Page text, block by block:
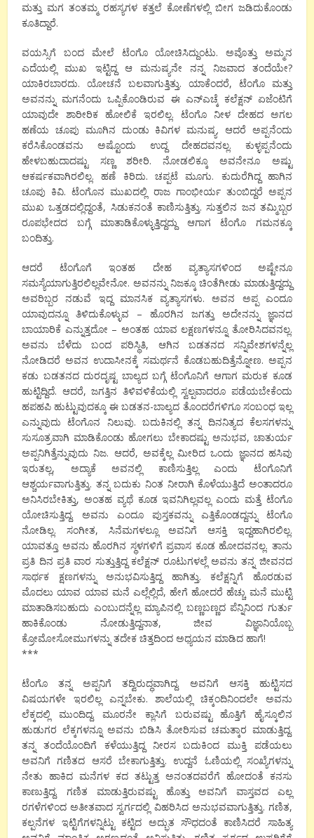
ಮತ್ತು ಮಗ ತಂತಮ್ಮ ರಹಸ್ಯಗಳ ಕತ್ತಲೆ ಕೋಣೆಗಳಲ್ಲಿ ಬೀಗ ಜಡಿದುಕೊಂಡು
ಕೂತಿದ್ದಾರೆ.
ವಯಸ್ಸಿಗೆ ಬಂದ ಮೇಲೆ ಟೆಂಗೊ ಯೋಚಿಸಿದ್ದುಂಟು. ಅವೊತ್ತು ಅಮ್ಮನ
ಎದೆಯಲ್ಲಿ ಮುಖ ಇಟ್ಟಿದ್ದ ಆ ಮನುಷ್ಯನೇ ನನ್ನ ನಿಜವಾದ ತಂದೆಯೇ?
ಯಾಕಿರಬಾರದು. ಯೋಚನೆ ಬಲವಾಗುತ್ತಿತ್ತು. ಯಾಕೆಂದರೆ, ಟೆಂಗೊ ಮತ್ತು
ಅವನನ್ನು ಮಗನೆಂದು ಒಪ್ಪಿಕೊಂಡಿರುವ ಈ ಎನ್‍ಎಚ್ಕೆ ಕಲೆಕ್ಷನ್ ಏಜೆಂಟಿಗೆ
ಯಾವುದೇ ಶಾರೀರಿಕ ಹೋಲಿಕೆ ಇರಲಿಲ್ಲ. ಟೆಂಗೊ ನೀಳ ದೇಹದ ಅಗಲ
ಹಣೆಯ ಚೂಪು ಮೂಗಿನ ದುಂಡು ಕಿವಿಗಳ ಮನುಷ್ಯ. ಆದರೆ ಅಪ್ಪನೆಂದು
ಕರೆಸಿಕೊಂಡವನು ಅಷ್ಟೊಂದು ಉದ್ದ ದೇಹದವನಲ್ಲ. ಕುಳ್ಳಪ್ಪನೆಂದು
ಹೇಳಬಹುದಾದಷ್ಟು ಸಣ್ಣ ಶರೀರಿ. ನೋಡಲಿಕ್ಕೂ ಅವನೇನೂ ಅಷ್ಟು
ಆಕರ್ಷಕವಾಗಿರಲಿಲ್ಲ. ಹಣೆ ಕಿರಿದು. ಚಪ್ಪಟೆ ಮೂಗು. ಕುದುರೆಗಿದ್ದ ಹಾಗಿನ
ಚೂಪು ಕಿವಿ. ಟೆಂಗೊನ ಮುಖದಲ್ಲಿ ರಾಜ ಗಾಂಭೀರ್ಯ ತುಂಬಿದ್ದರೆ ಅಪ್ಪನ
ಮುಖ ಒತ್ತಡದಲ್ಲಿದ್ದಂತೆ, ಸಿಡುಕನಂತೆ ಕಾಣಿಸುತ್ತಿತ್ತು. ಸುತ್ತಲಿನ ಜನ ತಮ್ಮಿಬ್ಬರ
ರೂಪಭೇದದ ಬಗ್ಗೆ ಮಾತಾಡಿಕೊಳ್ಳುತ್ತಿದ್ದದ್ದು ಆಗಾಗ ಟೆಂಗೊ ಗಮನಕ್ಕೂ
ಬಂದಿತ್ತು.
ಆದರೆ ಟೆಂಗೊಗೆ ಇಂತಹ ದೇಹ ವ್ಯತ್ಯಾಸಗಳಿಂದ ಅಷ್ಟೇನೂ
ಸಮಸ್ಯೆಯಾಗುತ್ತಿರಲಿಲ್ಲವೇನೋ. ಅವನನ್ನು ನಿಜಕ್ಕೂ ಚಿಂತೆಗೀಡು ಮಾಡುತ್ತಿದ್ದದ್ದು
ಅವರಿಬ್ಬರ ನಡುವೆ ಇದ್ದ ಮಾನಸಿಕ ವ್ಯತ್ಯಾಸಗಳು. ಅವನ ಅಪ್ಪ ಎಂದೂ
ಯಾವುದನ್ನೂ ತಿಳಿದುಕೊಳ್ಳುವ – ಹೊರಗಿನ ಜಗತ್ತು ಅದೇನನ್ನು ಜ್ಞಾನದ
ಬಾಯಾರಿಕೆ ಎನ್ನುತ್ತದೋ – ಅಂತಹ ಯಾವ ಲಕ್ಷಣಗಳನ್ನೂ ತೋರಿಸಿದವನಲ್ಲ.
ಅವನು ಬೆಳೆದು ಬಂದ ಪರಿಸ್ಥಿತಿ, ಆಗಿನ ಬಡತನದ ಸನ್ನಿವೇಶಗಳನ್ನೆಲ್ಲ
ನೋಡಿದರೆ ಅವನ ಉದಾಸೀನಕ್ಕೆ ಸಮರ್ಥನೆ ಕೊಡಬಹುದಿತ್ತೆನ್ನೋಣ. ಅಪ್ಪನ
ಕಡು ಬಡತನದ ದುರದೃಷ್ಟ ಬಾಲ್ಯದ ಬಗ್ಗೆ ಟೆಂಗೊನಿಗೆ ಆಗಾಗ ಮರುಕ ಕೂಡ
ಹುಟ್ಟಿದ್ದಿದೆ. ಆದರೆ, ಜಗತ್ತಿನ ತಿಳಿವಳಿಕೆಯಲ್ಲಿ ಸ್ವಲ್ಪವಾದರೂ ಪಡೆಯಬೇಕೆಂದು
ಹಪಹಪಿ ಹುಟ್ಟುವುದಕ್ಕೂ ಈ ಬಡತನ-ಬಾಲ್ಯದ ತೊಂದರೆಗಳಿಗೂ ಸಂಬಂಧ ಇಲ್ಲ
ಎನ್ನುವುದು ಟೆಂಗೊನ ನಿಲುವು. ಬದುಕಿನಲ್ಲಿ ತನ್ನ ದಿನನಿತ್ಯದ ಕೆಲಸಗಳನ್ನು
ಸುಸೂತ್ರವಾಗಿ ಮಾಡಿಕೊಂಡು ಹೋಗಲು ಬೇಕಾದಷ್ಟು ಅನುಭವ, ಚಾತುರ್ಯ
ಅಪ್ಪನಿಗಿತ್ತೆನ್ನುವುದು ನಿಜ. ಆದರೆ, ಅವಕ್ಕೆಲ್ಲ ಮೀರಿದ ಒಂದು ಜ್ಞಾನದ ಹಸಿವು
ಇರುತಲ್ಲ, ಅದ್ಯಾಕೆ ಅವನಲ್ಲಿ ಕಾಣಿಸುತ್ತಿಲ್ಲ ಎಂದು ಟೆಂಗೊನಿಗೆ
ಆಶ್ಚರ್ಯವಾಗುತ್ತಿತ್ತು. ತನ್ನ ಬದುಕು ನಿಂತ ನೀರಾಗಿ ಕೊಳೆಯುತ್ತಿದೆ ಅಂತಾದರೂ
ಅನಿಸಿರಬೇಕಿತ್ತು, ಅಂತಹ ವ್ಯಥೆ ಕೂಡ ಇವನಿಗಿಲ್ಲವಲ್ಲ ಎಂದು ಮತ್ತೆ ಟೆಂಗೊ
ಯೋಚಿಸುತ್ತಿದ್ದ. ಅವನು ಎಂದೂ ಪುಸ್ತಕವನ್ನು ಎತ್ತಿಕೊಂಡದ್ದನ್ನು ಟೆಂಗೊ
ನೋಡಿಲ್ಲ. ಸಂಗೀತ, ಸಿನೆಮಗಳಲ್ಲೂ ಅವನಿಗೆ ಆಸಕ್ತಿ ಇದ್ದಹಾಗಿರಲಿಲ್ಲ.
ಯಾವತ್ತೂ ಅವನು ಹೊರಗಿನ ಸ್ಥಳಗಳಿಗೆ ಪ್ರವಾಸ ಕೂಡ ಹೋದವನಲ್ಲ. ತಾನು
ಪ್ರತಿ ದಿನ ಪ್ರತಿ ವಾರ ಸುತ್ತುತ್ತಿದ್ದ ಕಲೆಕ್ಷನ್ ರೂಟುಗಳಲ್ಲೆ ಅವನು ತನ್ನ ಜೀವನದ
ಸಾರ್ಥಕ ಕ್ಷಣಗಳನ್ನು ಅನುಭವಿಸುತ್ತಿದ್ದ ಹಾಗಿತ್ತು. ಕಲೆಕ್ಷನ್ನಿಗೆ ಹೊರಡುವ
ಮೊದಲು ಯಾವ ಯಾವ ಮನೆ ಎಲ್ಲೆಲ್ಲಿದೆ, ಹೇಗೆ ಹೋದರೆ ಹೆಚ್ಚು ಮನೆ ಮುಟ್ಟಿ
ಮಾತಾಡಿಸಬಹುದು ಎಂಬುದನ್ನೆಲ್ಲ ಮ್ಯಾಪಿನಲ್ಲಿ ಬಣ್ಣಬಣ್ಣದ ಪೆನ್ನಿನಿಂದ ಗುರ್ತು
ಹಾಕಿಕೊಂಡು ನೋಡುತ್ತಿದ್ದನಾತ, ಜೀವ ವಿಜ್ಞಾನಿಯೊಬ್ಬ
ಕ್ರೋಮೋಸೋಮುಗಳನ್ನು ತದೇಕ ಚಿತ್ತದಿಂದ ಅಧ್ಯಯನ ಮಾಡಿದ ಹಾಗೆ!
***
ಟೆಂಗೊ ತನ್ನ ಅಪ್ಪನಿಗೆ ತದ್ವಿರುದ್ಧವಾಗಿದ್ದ. ಅವನಿಗೆ ಆಸಕ್ತಿ ಹುಟ್ಟಿಸದ
ವಿಷಯಗಳೇ ಇರಲಿಲ್ಲ ಎನ್ನಬೇಕು. ಶಾಲೆಯಲ್ಲಿ ಚಿಕ್ಕಂದಿನಿಂದಲೇ ಅವನು
ಲೆಕ್ಕದಲ್ಲಿ ಮುಂದಿದ್ದ. ಮೂರನೇ ಕ್ಲಾಸಿಗೆ ಬರುವಷ್ಟು ಹೊತ್ತಿಗೆ ಹೈಸ್ಕೂಲಿನ
ಹುಡುಗರ ಲೆಕ್ಕಗಳನ್ನೂ ಅವನು ಬಿಡಿಸಿ ತೋರಿಸುವ ಚಮತ್ಕಾರ ಮಾಡುತ್ತಿದ್ದ.
ತನ್ನ ತಂದೆಯೊಂದಿಗೆ ಕಳೆಯುತ್ತಿದ್ದ ನೀರಸ ಬದುಕಿಂದ ಮುಕ್ತಿ ಪಡೆಯಲು
ಅವನಿಗೆ ಗಣಿತದ ಆಸರೆ ಬೇಕಾಗುತ್ತಿತ್ತು. ಉದ್ದನೆ ಓಣಿಯಲ್ಲಿ ಸಂಖ್ಯೆಗಳನ್ನು
ನೇತು ಹಾಕಿದ ಮನೆಗಳ ಕದ ತಟ್ಟುತ್ತ ಅನಂತದವರೆಗೆ ಹೋದಂತೆ ಕನಸು
ಕಾಣುತ್ತಿದ್ದ. ಗಣಿತ ಮಾಡುತ್ತಿರುವಷ್ಟು ಹೊತ್ತು ಅವನಿಗೆ ವಾಸ್ತವದ ಎಲ್ಲ
ರಗಳೆಗಳಿಂದ ಅತೀತವಾದ ಸ್ವರ್ಗದಲ್ಲಿ ವಿಹರಿಸಿದ ಅನುಭವವಾಗುತ್ತಿತ್ತು. ಗಣಿತ,
ಕಲ್ಪನೆಗಳ ಇಟ್ಟಿಗೆಗಳನ್ನಿಟ್ಟು ಕಟ್ಟಿದ ಅದ್ಭುತ ಸೌಧದಂತೆ ಕಾಣಿಸಿದರೆ ಸಾಹಿತ್ಯ